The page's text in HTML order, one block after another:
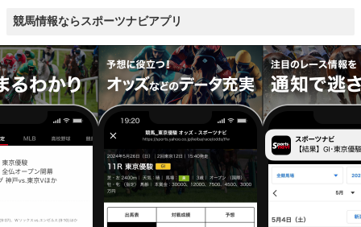
競馬情報ならスポーツナビアプリ